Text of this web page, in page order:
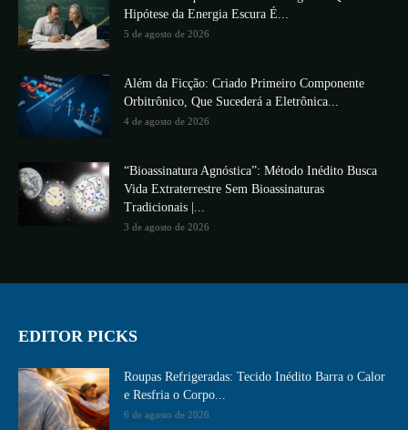
Hipótese da Energia Escura É...
5 de agosto de 2026
Além da Ficção: Criado Primeiro Componente
Orbitrônico, Que Sucederá a Eletrônica...
4 de agosto de 2026
“Bioassinatura Agnóstica”: Método Inédito Busca
Vida Extraterrestre Sem Bioassinaturas
Tradicionais |...
3 de agosto de 2026
EDITOR PICKS
Roupas Refrigeradas: Tecido Inédito Barra o Calor
e Resfria o Corpo...
6 de agosto de 2026